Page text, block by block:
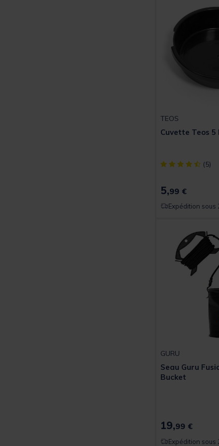
TEOS
Cuvette Teos
[object Object]
(5)
5,99 €
Expédition sous
GURU
Seau Guru
Bucket
19,99 €
Expédition sous